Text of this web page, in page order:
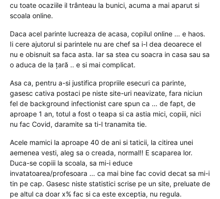
cu toate ocaziile il trânteau la bunici, acuma a mai aparut si
scoala online.
Daca acel parinte lucreaza de acasa, copilul online … e haos.
Ii cere ajutorul si parintele nu are chef sa i-l dea deoarece el
nu e obisnuit sa faca asta. Iar sa stea cu soacra in casa sau sa
o aduca de la ţară .. e si mai complicat.
Asa ca, pentru a-si justifica propriile esecuri ca parinte,
gasesc cativa postaci pe niste site-uri neavizate, fara niciun
fel de background infectionist care spun ca … de fapt, de
aproape 1 an, totul a fost o teapa si ca astia mici, copiii, nici
nu fac Covid, daramite sa ti-l tranamita tie.
Acele mamici la aproape 40 de ani si taticii, la citirea unei
aemenea vesti, aleg sa o creada, normal!! E scaparea lor.
Duca-se copiii la scoala, sa mi-i educe
invatatoarea/profesoara … ca mai bine fac covid decat sa mi-i
tin pe cap. Gasesc niste statistici scrise pe un site, preluate de
pe altul ca doar x% fac si ca este exceptia, nu regula.